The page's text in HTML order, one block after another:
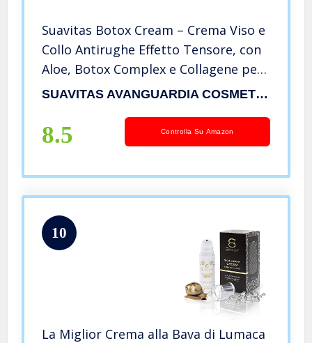
Suavitas Botox Cream – Crema Viso e
Collo Antirughe Effetto Tensore, con
Aloe, Botox Complex e Collagene per
un Effetto Lifting Immediato, Anti-
Nutriente – 50 ml
SUAVITAS AVANGUARDIA COSMETICA
8.5 Controlla Su Amazon
10
La Miglior Crema alla Bava di Lumaca